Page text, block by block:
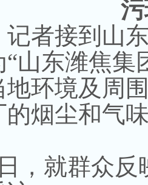
接到山东
山东潍焦集
环境及周
烟尘和气
就群众反